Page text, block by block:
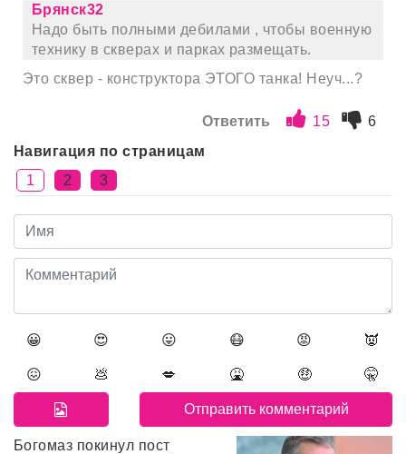
Брянск32
Надо быть полными дебилами , чтобы военную
технику в скверах и парках размещать.
Это сквер - конструктора ЭТОГО танка! Неуч...?
Ответить 15
6
Навигация по страницам
1
2 3
😀 😍 😛 😷 😡 👿
😖 💩 💋 🤮 🤑 🤫
Богомаз покинул пост